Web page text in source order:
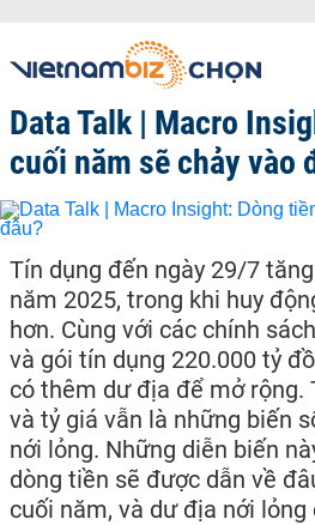
Data Talk | Macro
cuối năm sẽ chảy vào
Tín dụng đến ngày 29/7
năm 2025, trong khi huy
hơn. Cùng với các chính
và gói tín dụng 220.000 tỷ
có thêm dư địa để mở rộng.
và tỷ giá vẫn là những biến
nới lỏng. Những diễn biến
dòng tiền sẽ được dẫn về
cuối năm, và dư địa nới lỏng